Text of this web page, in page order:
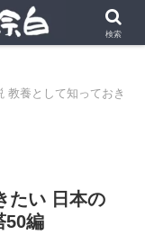
。
教養として知っておき
たい 日本の
50編
検索